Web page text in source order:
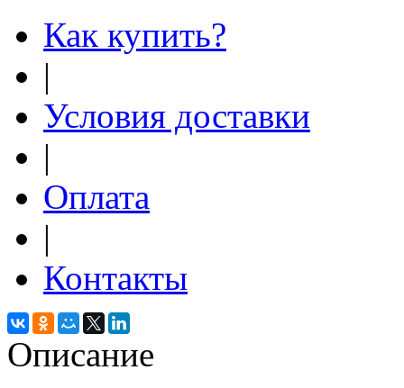
Как купить?
|
Условия доставки
|
Оплата
|
Контакты
Описание